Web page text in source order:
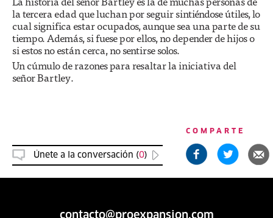
la tercera edad que luchan por seguir sintiéndose útiles, lo
cual significa estar ocupados, aunque sea una parte de su
tiempo. Además, si fuese por ellos, no depender de hijos o
si estos no están cerca, no sentirse solos.
Un cúmulo de razones para resaltar la iniciativa del
señor Bartley.
Únete a la conversación (0)
COMPARTE
contacto@proexpansion.com